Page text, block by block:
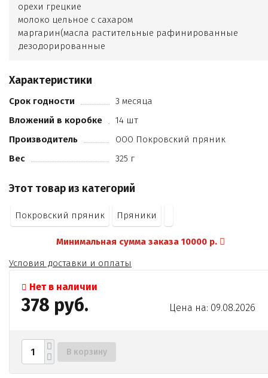
орехи грецкие
молоко цельное с сахаром
маргарин(масла растительные рафинированные
дезодорированные
сода пищевая
корица
лимонная кислота
какао порошок
патока
сорбитовый сироп
лимонная кислота
цитрат натрия
ароматизаторы Апельсин
Груша
Яблоко
красители содержат сахар и подсластитель)
масло подсолнечное рафинированное
пищевая добавка краситель Е124
Характеристики
Срок годности
3 месяца
Вложений в коробке
14 шт
Производитель
ООО Покровский пряник
Вес
325 г
Этот товар из категорий
Покровский пряник Пряники
Минимальная сумма заказа 10000 р.
Условия доставки и оплаты
Нет в наличии
378 руб. Цена на: 09.08.2026
В корзину